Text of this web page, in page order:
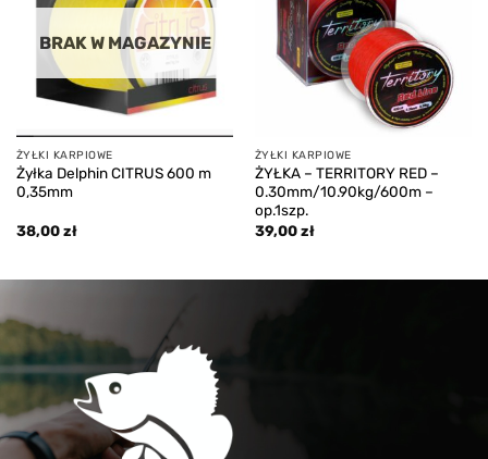
BRAK W MAGAZYNIE
ŻYŁKI KARPIOWE
Żyłka Delphin CITRUS 600 m
0,35mm
38,00zł
ŻYŁKI KARPIOWE
ŻYŁKA – TERRITORY RED –
0.30mm/10.90kg/600m –
op.1szp.
39,00zł